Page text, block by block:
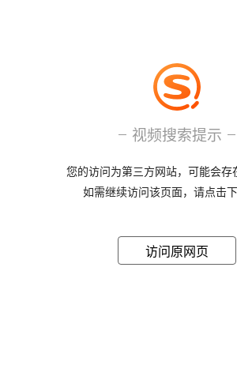
视频搜索提示
您的访问为第三方网站，可能会存
如需继续访问该页面，请点击
访问原网页